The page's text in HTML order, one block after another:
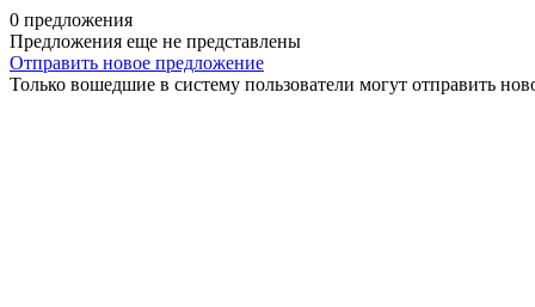
0 предложения
Предложения еще не представлены
Отправить новое предложение
Только вошедшие в систему пользователи могут отправить